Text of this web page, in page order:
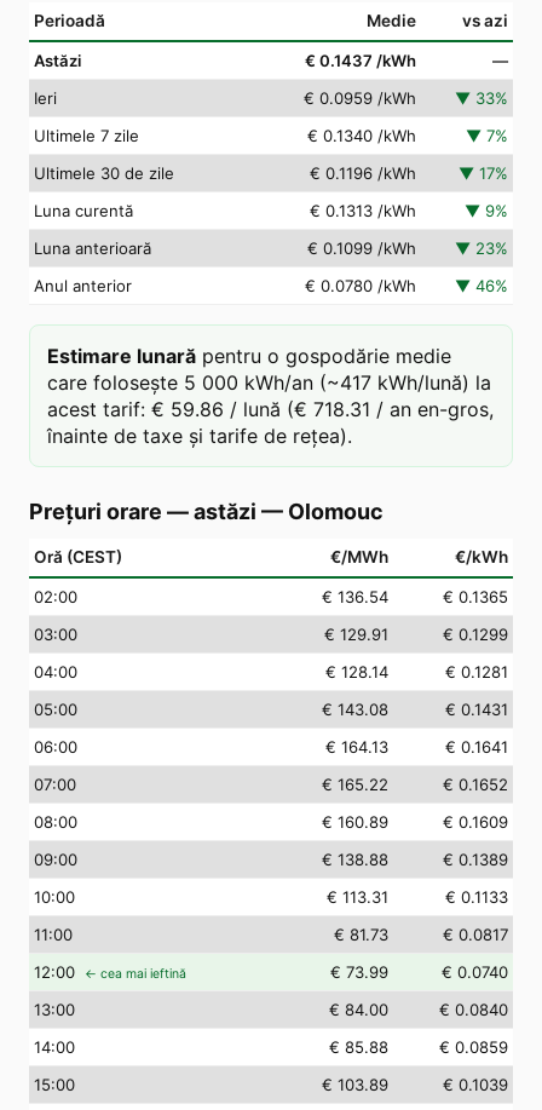
Perioadă Medie vs azi
Astăzi € 0.1437 /kWh
—
Ieri
€ 0.0959 /kWh ▼ 33%
Ultimele 7 zile
€ 0.1340 /kWh ▼ 7%
Ultimele 30 de zile
€ 0.1196 /kWh ▼ 17%
Luna curentă
€ 0.1313 /kWh ▼ 9%
Luna anterioară
€ 0.1099 /kWh ▼ 23%
Anul anterior
€ 0.0780 /kWh ▼ 46%
Estimare lunară pentru o gospodărie medie
care folosește 5 000 kWh/an (~417 kWh/lună) la
acest tarif: € 59.86 / lună (€ 718.31 / an en-gros,
înainte de taxe și tarife de rețea).
Prețuri orare — astăzi — Olomouc
Oră (CEST) €/MWh €/kWh
02:00 € 136.54
€ 0.1365
03:00 € 129.91
€ 0.1299
04:00 € 128.14
€ 0.1281
05:00 € 143.08
€ 0.1431
06:00 € 164.13
€ 0.1641
07:00 € 165.22
€ 0.1652
08:00 € 160.89
€ 0.1609
09:00 € 138.88
€ 0.1389
10:00 € 113.31
€ 0.1133
11:00 € 81.73
€ 0.0817
12:00 ← cea mai ieftină € 73.99
€ 0.0740
13:00 € 84.00
€ 0.0840
14:00 € 85.88
€ 0.0859
15:00 € 103.89
€ 0.1039